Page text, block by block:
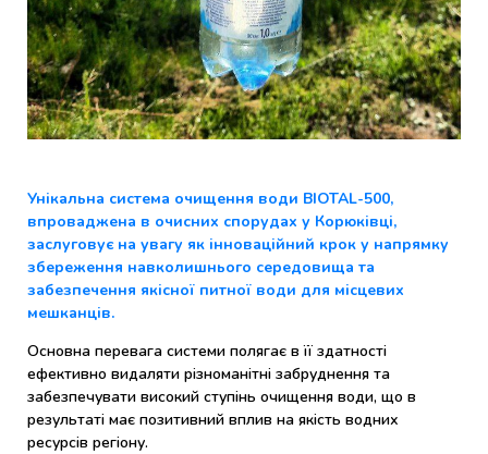
Унікальна система очищення води BIOTAL-500,
впроваджена в очисних спорудах у Корюківці,
заслуговує на увагу як інноваційний крок у напрямку
збереження навколишнього середовища та
забезпечення якісної питної води для місцевих
мешканців.
Основна перевага системи полягає в її здатності
ефективно видаляти різноманітні забруднення та
забезпечувати високий ступінь очищення води, що в
результаті має позитивний вплив на якість водних
ресурсів регіону.